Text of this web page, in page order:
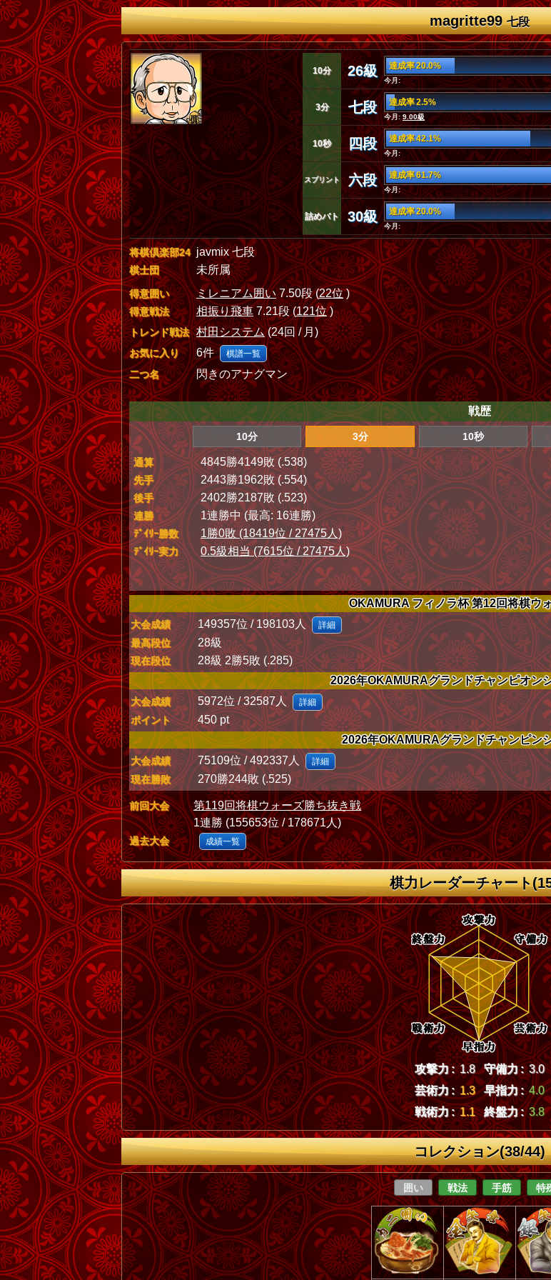
magritte99七段
10分 26級 達成率 20.0%
今月:
3分 七段 達成率 2.5%
今月: 9.00級
10秒 四段 達成率 42.1%
今月:
スプリント 六段 達成率 61.7%
今月:
詰めバト 30級 達成率 20.0%
今月:
将棋倶楽部24 javmix 七段
棋士団 未所属
得意囲い ミレニアム囲い7.50段 (22位)
得意戦法 相振り飛車7.21段 (121位)
トレンド戦法 村田システム(24回 / 月)
お気に入り 6件 棋譜一覧
二つ名 閃きのアナグマン
戦歴
10分 3分 10秒
通算 4845勝4149敗 (.538)
先手 2443勝1962敗 (.554)
後手 2402勝2187敗 (.523)
連勝 1連勝中 (最高: 16連勝)
ﾃﾞｲﾘｰ勝数 1勝0敗 (18419位 / 27475人)
ﾃﾞｲﾘｰ実力 0.5級相当 (7615位 / 27475人)
OKAMURA フィノラ杯 第12回将棋ウ
大会成績 149357位 / 198103人 詳細
最高段位 28級
現在段位
28級 2勝5敗 (.285)
2026年OKAMURAグランドチャンピオン
大会成績 5972位 / 32587人 詳細
ポイント
450 pt
2026年OKAMURAグランドチャンピン
大会成績 75109位 / 492337人 詳細
現在勝敗 270勝244敗 (.525)
前回大会
第119回将棋ウォーズ勝ち抜き戦
1連勝 (155653位 / 178671人)
過去大会 成績一覧
棋力レーダーチャート
攻撃力 : 1.8 守備力 : 3.0
芸術力 : 1.3 早指力 : 4.0
戦術力 : 1.1 終盤力 : 3.8
コレクション(38/44)
囲い 戦法 手筋 特